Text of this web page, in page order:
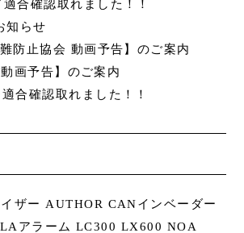
合確認取れました！！
知らせ
防止協会 動画予告】のご案内
画予告】のご案内
合確認取れました！！
ザー AUTHOR CANインベーダー
アラーム LC300 LX600 NOA